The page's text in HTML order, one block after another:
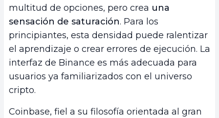
multitud de opciones, pero crea una
sensación de saturación. Para los
principiantes, esta densidad puede ralentizar
el aprendizaje o crear errores de ejecución. La
interfaz de Binance es más adecuada para
usuarios ya familiarizados con el universo
cripto.
Coinbase, fiel a su filosofía orientada al gran